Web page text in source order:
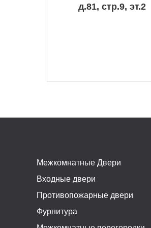
д.81, стр.9, эт.2
Межкомнатные Двери
Входные двери
Противопожарные двери
Фурнитура